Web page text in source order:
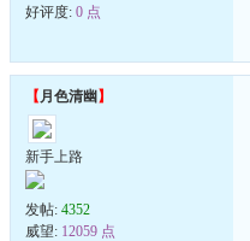
好评度: 0 点
【月色清幽 】
新手上路
发帖: 4352
威望: 12059 点